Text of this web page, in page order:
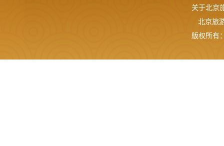
关于北京
北京旅
版权所有